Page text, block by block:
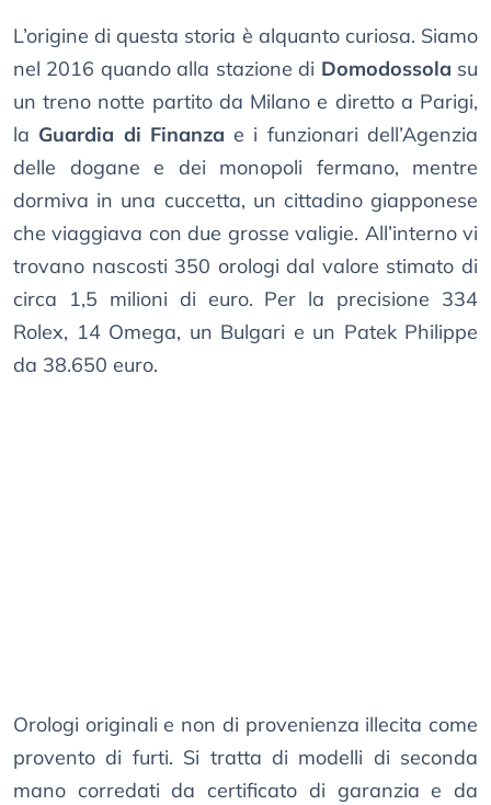
L’origine di questa storia è alquanto curiosa. Siamo
nel 2016 quando alla stazione di Domodossola su
un treno notte partito da Milano e diretto a Parigi,
la Guardia di Finanzae i funzionari dell’Agenzia
delle dogane e dei monopoli fermano, mentre
dormiva in una cuccetta, un cittadino giapponese
che viaggiava con due grosse valigie. All’interno vi
trovano nascosti 350 orologi dal valore stimato di
circa 1,5 milioni di euro. Per la precisione 334
Rolex, 14 Omega, un Bulgari e un Patek Philippe
da 38.650 euro.
Orologi originali e non di provenienza illecita come
provento di furti. Si tratta di modelli di seconda
mano corredati da certificato di garanzia e da